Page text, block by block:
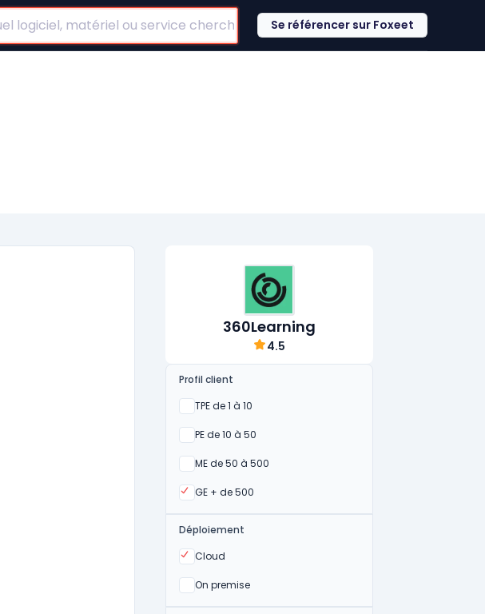
Se référencer sur Foxeet
360Learning
4.5
Profil client
TPE de 1 à 10
Oui
PE de 10 à 50
Oui
ME de 50 à 500
Oui
GE + de 500
Oui
Déploiement
Cloud
Oui
On premise
Oui